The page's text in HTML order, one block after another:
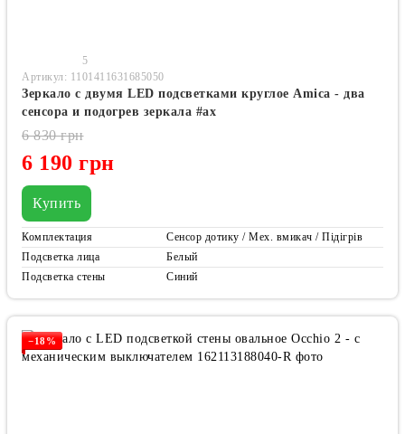
5
Артикул: 1101411631685050
Зеркало с двумя LED подсветками круглое Amica - два
сенсора и подогрев зеркала #ax
6 190 грн
6 830 грн
Купить
Комплектация
Сенсор дотику / Мех. вмикач / Підігрів
Подсветка лица
Белый
Подсветка стены
Синий
−18%